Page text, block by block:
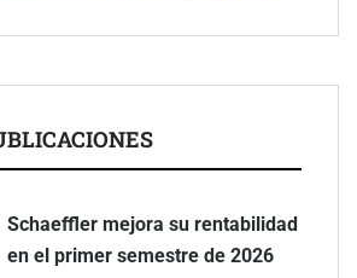
Schaeffler mejora su rentabilidad
en el primer semestre de 2026